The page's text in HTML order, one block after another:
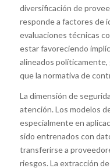
diversificación de
responde a factores de
evaluaciones técnicas
estar favoreciendo
alineados
que la normativa de
La dimensión de
atención. Los modelos
especialmente en
sido entrenados con
transferirse a
riesgos. La extracción